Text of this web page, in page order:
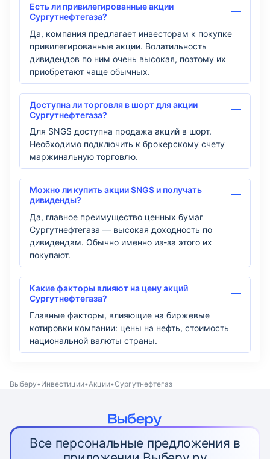
Есть ли привилегированные акции
Сургутнефтегаза?
Да, компания предлагает инвесторам к покупке
привилегированные акции. Волатильность
дивидендов по ним очень высокая, поэтому их
приобретают чаще обычных.
Доступна ли торговля в шорт для акции
Сургутнефтегаза?
Для SNGS доступна продажа акций в шорт.
Необходимо подключить к брокерскому счету
маржинальную торговлю.
Можно ли купить акции SNGS и получать
дивиденды?
Да, главное преимущество ценных бумаг
Сургутнефтегаза — высокая доходность по
дивидендам. Обычно именно из-за этого их
покупают.
Какие факторы влияют на цену акций
Сургутнефтегаза?
Главные факторы, влияющие на биржевые
котировки компании: цены на нефть, стоимость
национальной валюты страны.
Выберу Инвестиции Акции Сургутнефтегаз
Все персональные предложения в